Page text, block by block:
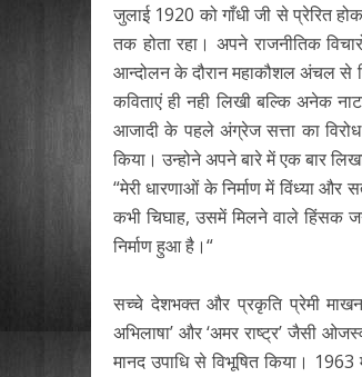
जुलाई 1920 को गाँधी जी से प्रेरित
तक होता रहा। अपने राजनीतिक
आन्दोलन के दौरान महाकौशल अंचल से
कविताएं ही नही लिखी बल्कि अनेक
आजादी के पहले अंग्रेज सत्ता का
किया। उन्होने अपने बारे में एक बार
“मेरी धारणाओं के निर्माण में विंध्या
कभी चिघाह, उसमें मिलने वाले हिंसक
निर्माण हुआ है।“
सच्चे देशभक्त और प्रकृति प्रेमी
अभिलाषा’ और ‘अमर राष्ट्र’ जैसी
मानद उपाधि से विभूषित किया।